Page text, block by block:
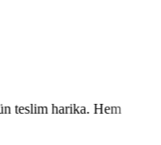
teslim harika. Hem